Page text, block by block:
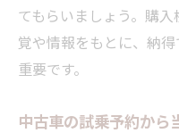
てもらいましょう。購
覚や情報をもとに、納
重要です。
中古車の試乗予約から